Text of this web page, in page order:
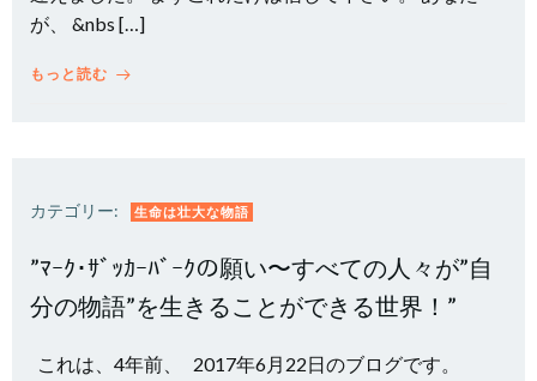
が、 &nbs […]
もっと読む
カテゴリー: 生命は壮大な物語
”ﾏｰｸ･ｻﾞｯｶｰﾊﾞｰｸの願い〜すべての人々が”自
分の物語”を生きることができる世界！”
これは、4年前、 2017年6月22日のブログです。